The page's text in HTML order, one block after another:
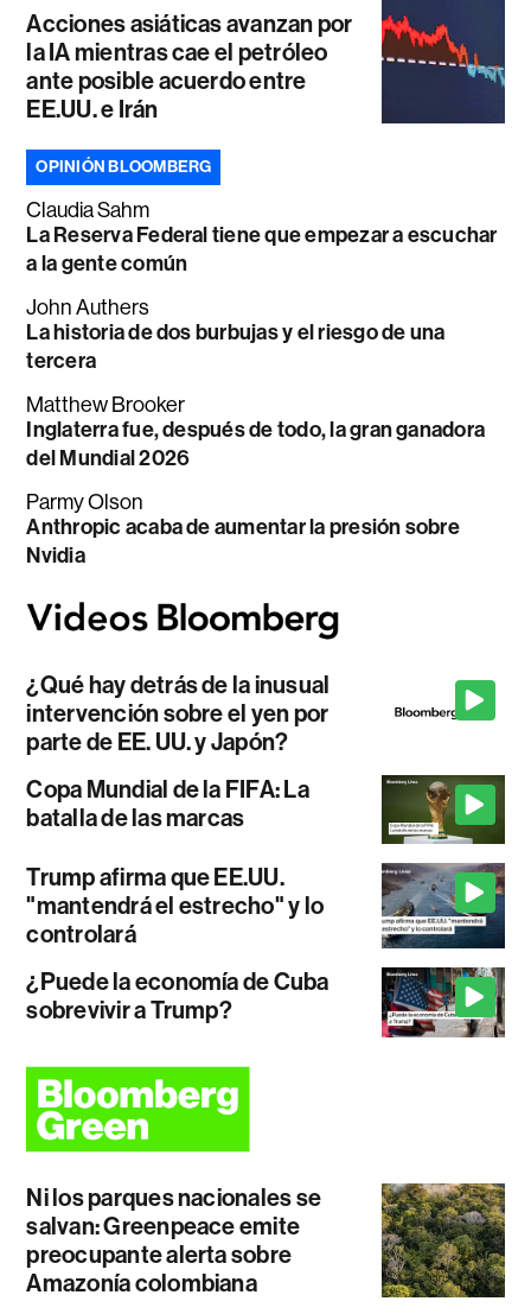
Acciones asiáticas avanzan por
la IA mientras cae el petróleo
ante posible acuerdo entre
EE.UU. e Irán
OPINIÓN BLOOMBERG
Claudia Sahm
La Reserva Federal tiene que empezar a escuchar
a la gente común
John Authers
La historia de dos burbujas y el riesgo de una
tercera
Matthew Brooker
Inglaterra fue, después de todo, la gran ganadora
del Mundial 2026
Parmy Olson
Anthropic acaba de aumentar la presión sobre
Nvidia
¿Qué hay detrás de la inusual
intervención sobre el yen por
parte de EE. UU. y Japón?
Copa Mundial de la FIFA: La
batalla de las marcas
Trump afirma que EE.UU.
"mantendrá el estrecho" y lo
controlará
¿Puede la economía de Cuba
sobrevivir a Trump?
Ni los parques nacionales se
salvan: Greenpeace emite
preocupante alerta sobre
Amazonía colombiana